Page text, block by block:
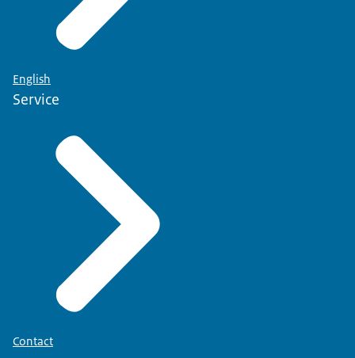
English
Service
Contact